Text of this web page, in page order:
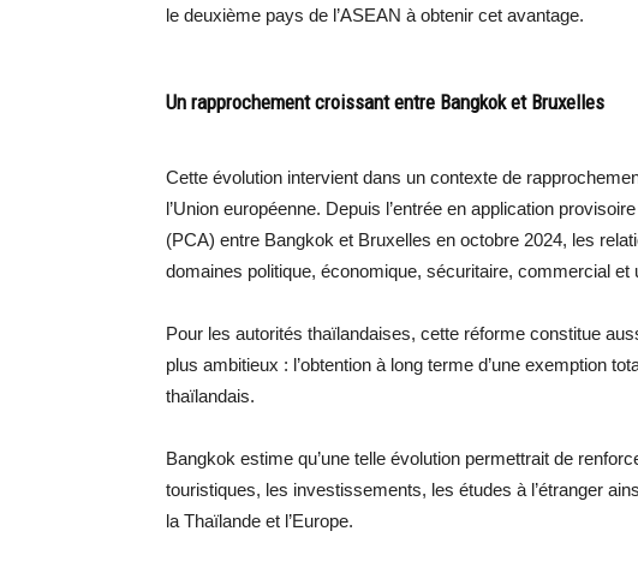
le deuxième pays de l’ASEAN à obtenir cet avantage.
Un rapprochement croissant entre Bangkok et Bruxelles
Cette évolution intervient dans un contexte de
l’Union européenne. Depuis l’entrée en application
(PCA) entre Bangkok et Bruxelles en octobre 2024, les
domaines politique, économique, sécuritaire, commercial et
Pour les autorités thaïlandaises, cette réforme constitue
plus ambitieux : l’obtention à long terme d’une exemption
thaïlandais.
Bangkok estime qu’une telle évolution permettrait de
touristiques, les investissements, les études à l’étranger
la Thaïlande et l’Europe.